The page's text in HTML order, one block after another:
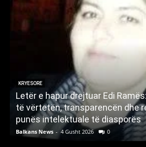
KRYESORE
Letër e hapur drejtuar Edi
të vërtetën, transparencën dhe
punës intelektuale të diasporës
Balkans News - 4 Gusht 2026 0